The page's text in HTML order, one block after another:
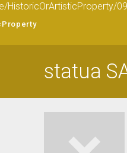
HistoricOrArtisticProperty/
statua